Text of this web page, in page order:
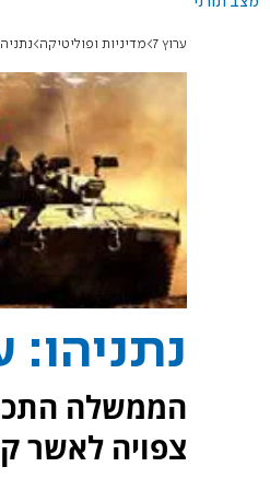
ערוץ 7 מדיניות ופוליטיקה
נתניהו:
הממשלה
צפויה לאשר